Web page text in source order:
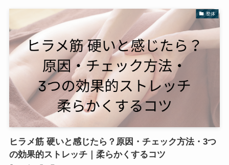
整体
ヒラメ筋 硬いと感じたら？原因・チェック方法・3つ
の効果的ストレッチ｜柔らかくするコツ